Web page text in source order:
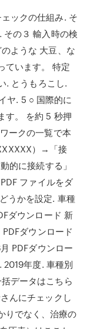
ックの仕組み. そ
その３ 輸入時の検
ような 大豆、な
ています。 特定
. とうもろこし.
ヤ. 5 ○ 国際的に
す。 を約 5 秒押
ークの一覧で本
）→「接
的に接続する」
ファイルをダ
うかを設定. 車種
ダウンロード 新
ダウンロード
PDFダウンロー
2019年度. 車種別
データはこちら
んにチェックし
りでなく、治療の